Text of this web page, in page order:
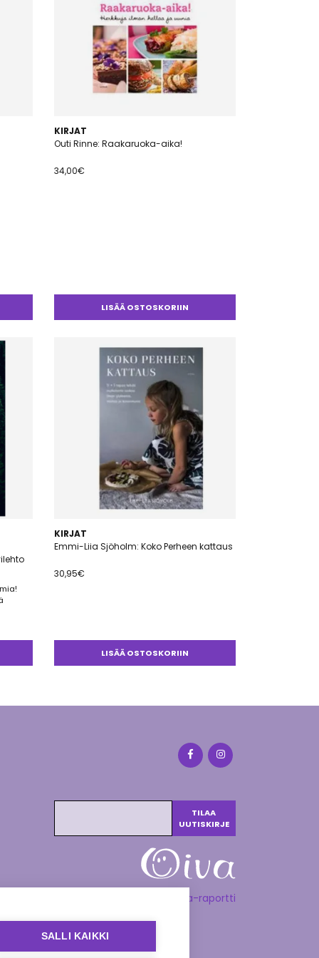
KIRJAT
Outi Rinne: Raakaruoka-aika!
34,00€
LISÄÄ OSTOSKORIIN
KIRJAT
Emmi-Liia Sjöholm: Koko Perheen kattaus
30,95€
LISÄÄ OSTOSKORIIN
Katso Oiva-raportti
SALLI KAIKKI